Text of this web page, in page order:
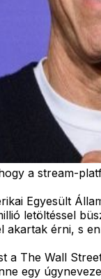
a stream-
Egyesült
letöltéssel
akartak érni, s
a The Wall
egy